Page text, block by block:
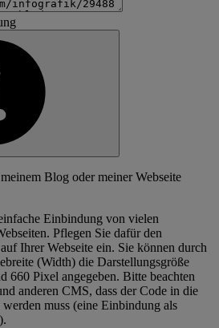
Blog oder meiner Webseite
Einbindung von vielen
Pflegen Sie dafür den
Ihrer Webseite ein. Sie können durch
(Width) die Darstellungsgröße
660 Pixel angegeben. Bitte beachten
anderen CMS, dass der Code in die
muss (eine Einbindung als